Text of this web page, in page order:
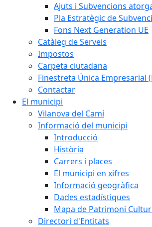
Ajuts i Subvencions
Pla Estratègic de
Fons Next Generation UE
Catàleg de Serveis
Impostos
Carpeta ciutadana
Finestreta Única Empresarial
Contactar
El municipi
Vilanova del Camí
Informació del municipi
Introducció
Història
Carrers i places
El municipi en xifres
Informació geogràfica
Dades estadístiques
Mapa de Patrimoni
Directori d'Entitats